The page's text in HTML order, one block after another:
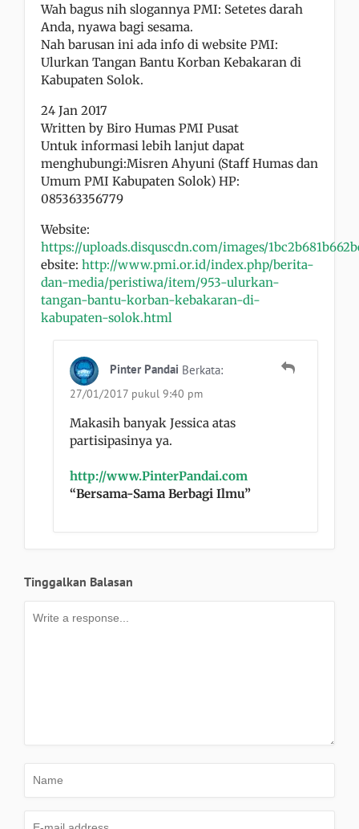
Wah bagus nih slogannya PMI: Setetes darah
Anda, nyawa bagi sesama.
Nah barusan ini ada info di website PMI:
Ulurkan Tangan Bantu Korban Kebakaran di
Kabupaten Solok.
24 Jan 2017
Written by Biro Humas PMI Pusat
Untuk informasi lebih lanjut dapat
menghubungi:Misren Ahyuni (Staff Humas dan
Umum PMI Kabupaten Solok) HP:
085363356779
Website:
https://uploads.disquscdn.com/images/
ebsite: http://www.pmi.or.id/index.php/berita-
dan-media/peristiwa/item/953-ulurkan-
tangan-bantu-korban-kebakaran-di-
kabupaten-solok.html
Pinter Pandai Berkata:
27/01/2017 pukul 9:40 pm
Makasih banyak Jessica atas
partisipasinya ya.
http://www.PinterPandai.com
“Bersama-Sama Berbagi Ilmu”
Tinggalkan Balasan